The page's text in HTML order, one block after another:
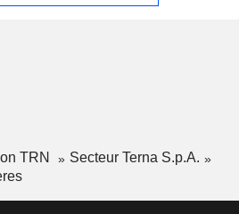
TRN
Secteur Terna S.p.A.